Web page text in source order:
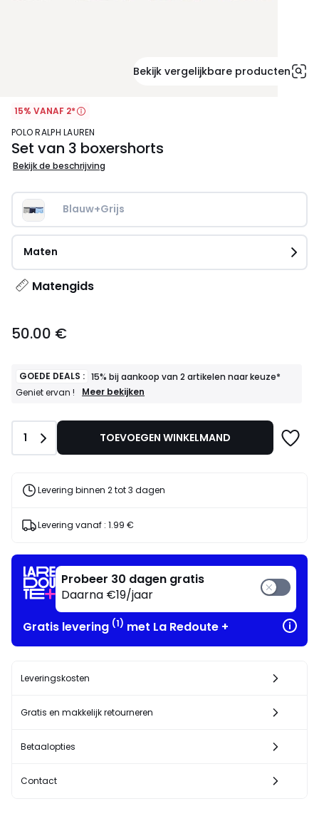
Bekijk vergelijkbare producten
15% VANAF 2*
POLO RALPH LAUREN
Set van 3 boxershorts
Bekijk de beschrijving
Blauw+Grijs
Maten
Matengids
€.
50.00 €
GOEDE DEALS : 15% bij aankoop van 2 artikelen naar keuze*
Geniet ervan !
GOEDE
artikelen
Geniet
Meer bekijken
Aantal
1 TOEVOEGEN WINKELMAND
Levering binnen 2 tot 3 dagen
Levering vanaf : 1.99 €
Probeer 30 dagen gratis
Daarna €19/jaar
Gratis levering (1) met La Redoute +
Leveringskosten
Gratis en makkelijk retourneren
Betaalopties
Contact